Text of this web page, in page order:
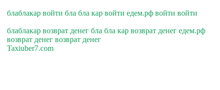
блаблакар войти бла бла кар войти едем.рф войти войти
блаблакар возврат денег бла бла кар возврат денег едем.рф
возврат денег возврат денег
Taxiuber7.com